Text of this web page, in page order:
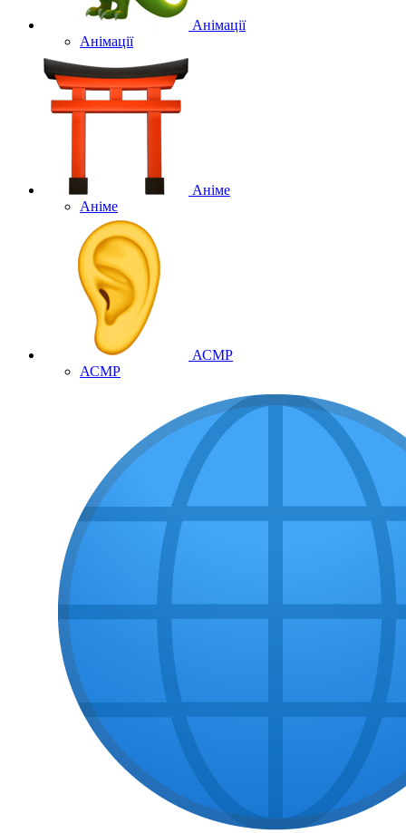
Анімації
Анімації
Аніме
Аніме
АСМР
АСМР